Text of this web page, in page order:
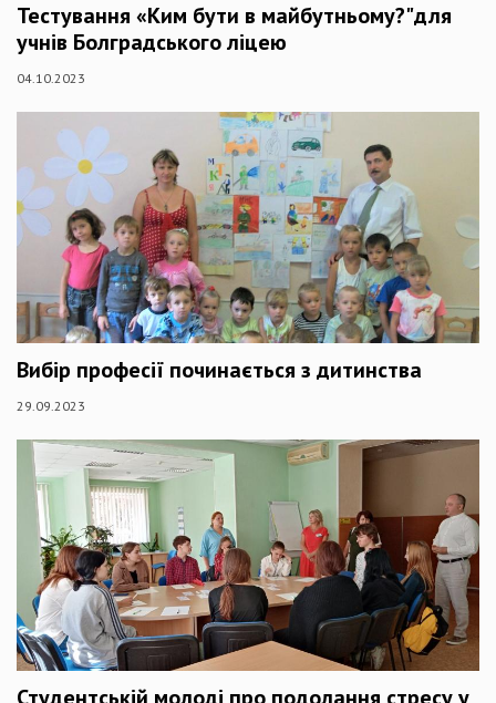
Тестування «Ким бути в майбутньому?"для
учнів Болградського ліцею
04.10.2023
Вибір професії починається з дитинства
29.09.2023